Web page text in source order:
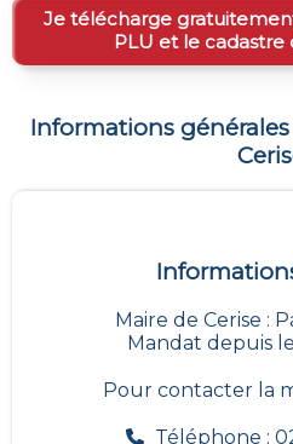
Je télécharge
PLU et le
Informations
Maire de Cerise :
Mandat depuis
Pour contacter la
Téléphone :